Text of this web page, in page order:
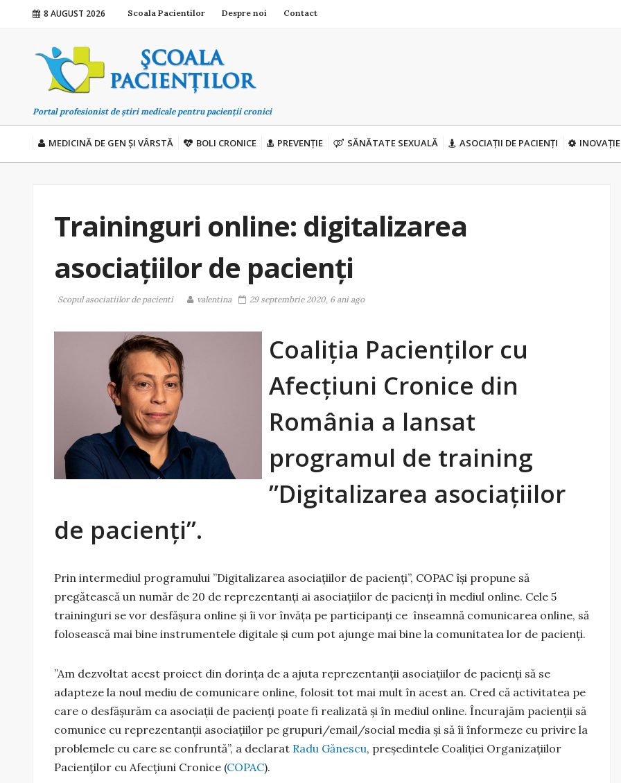
8 AUGUST 2026 Scoala Pacientilor Despre noi Contact
Portal profesionist de știri medicale pentru pacienții cronici
MEDICINĂ DE GEN ȘI VÂRSTĂ BOLI CRONICE PREVENȚIE SĂNĂTATE SEXUALĂ ASOCIAȚII DE PACIENȚI INOVAȚIE
Traininguri online: digitalizarea
asociațiilor de pacienți
Scopul asociatiilor de pacienti valentina 29 septembrie 2020, 6 ani ago
Coaliția Pacienților cu
Afecțiuni Cronice din
România a lansat
programul de training
”Digitalizarea asociațiilor
de pacienți”.
Prin intermediul programului ”Digitalizarea asociațiilor de pacienți”, COPAC își propune să
pregătească un număr de 20 de reprezentanți ai asociațiilor de pacienți în mediul online. Cele 5
traininguri se vor desfășura online și îi vor învăța pe participanți ce înseamnă comunicarea online, să
folosească mai bine instrumentele digitale și cum pot ajunge mai bine la comunitatea lor de pacienți.
”Am dezvoltat acest proiect din dorința de a ajuta reprezentanții asociațiilor de pacienți să se
adapteze la noul mediu de comunicare online, folosit tot mai mult în acest an. Cred că activitatea pe
care o desfășurăm ca asociații de pacienți poate fi realizată și în mediul online. Încurajăm pacienții să
comunice cu reprezentanții asociațiilor pe grupuri/email/social media și să îi înformeze cu privire la
problemele cu care se confruntă”, a declarat Radu Gănescu, președintele Coaliției Organizațiilor
Pacienților cu Afecțiuni Cronice (COPAC).